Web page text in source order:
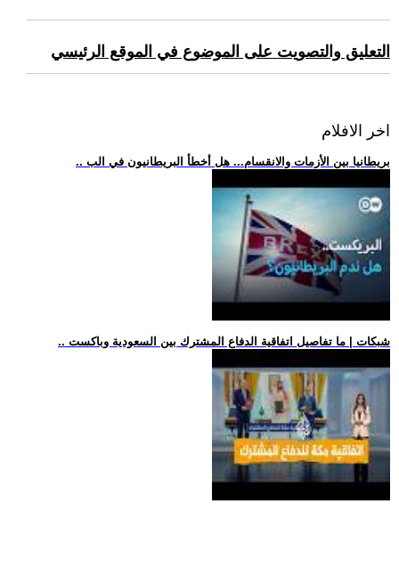
التعليق والتصويت على الموضوع في الموقع الرئيسي
اخر الافلام
.. بريطانيا بين الأزمات والانقسام... هل أخطأ البريطانيون في الب
.. شبكات | ما تفاصيل اتفاقية الدفاع المشترك بين السعودية وباكست